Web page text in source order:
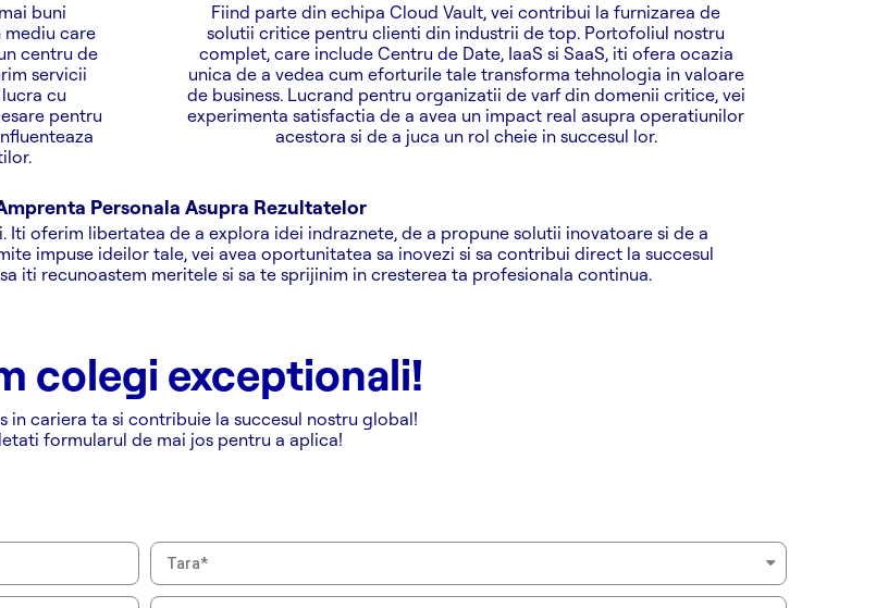
buni
care
centru de
servicii
cu
pentru
Fiind parte din echipa Cloud Vault, vei contribui la furnizarea de
solutii critice pentru clienti din industrii de top. Portofoliul nostru
complet, care include Centru de Date, IaaS si SaaS, iti ofera ocazia
unica de a vedea cum eforturile tale transforma tehnologia in valoare
de business. Lucrand pentru organizatii de varf din domenii critice, vei
experimenta satisfactia de a avea un impact real asupra operatiunilor
acestora si de a juca un rol cheie in succesul lor.
Personala Asupra Rezultatelor
Iti oferim libertatea de a explora idei indraznete, de a propune solutii inovatoare si de a
impuse ideilor tale, vei avea oportunitatea sa inovezi si sa contribui direct la succesul
iti recunoastem meritele si sa te sprijinim in cresterea ta profesionala continua.
colegi exceptionali!​
in cariera ta si contribuie la succesul nostru global!
formularul de mai jos pentru a aplica!